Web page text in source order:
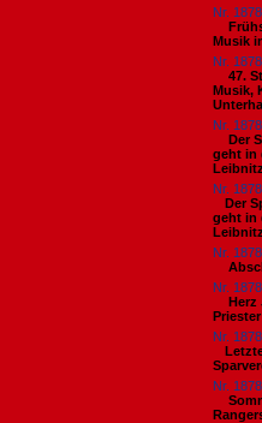
Nr.
Musik
Nr.
47.
Musik,
Nr.
Der
geht in
Nr.
​Der
geht in
Nr.
Nr.
Herz
Priester
Nr.
Nr.